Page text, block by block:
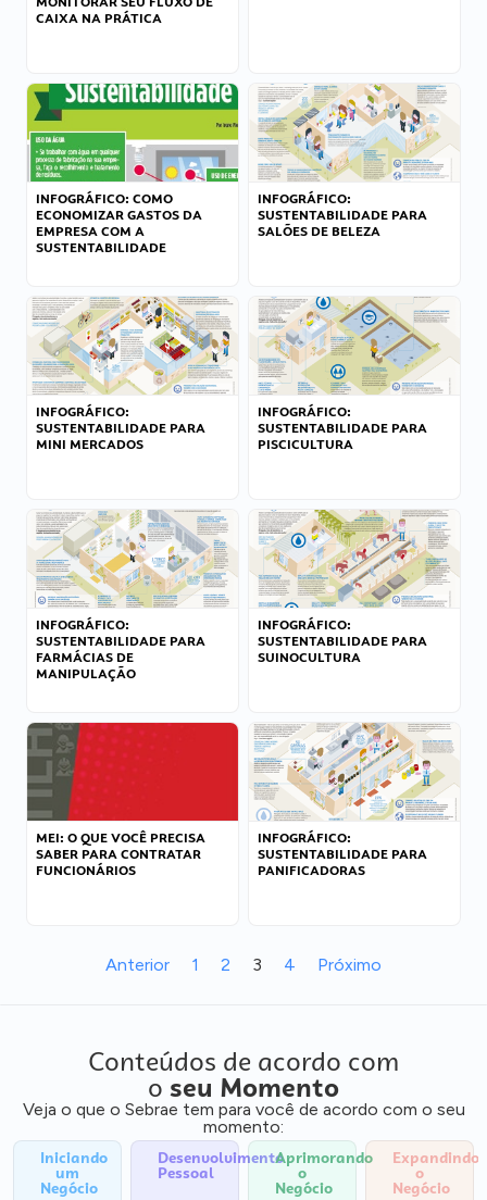
CAIXA NA PRÁTICA
INFOGRÁFICO: COMO
ECONOMIZAR GASTOS DA
EMPRESA COM A
SUSTENTABILIDADE
INFOGRÁFICO:
SUSTENTABILIDADE PARA
SALÕES DE BELEZA
INFOGRÁFICO:
SUSTENTABILIDADE PARA
MINI MERCADOS
INFOGRÁFICO:
SUSTENTABILIDADE PARA
PISCICULTURA
INFOGRÁFICO:
SUSTENTABILIDADE PARA
FARMÁCIAS DE
MANIPULAÇÃO
INFOGRÁFICO:
SUSTENTABILIDADE PARA
SUINOCULTURA
MEI: O QUE VOCÊ PRECISA
SABER PARA CONTRATAR
FUNCIONÁRIOS
INFOGRÁFICO:
SUSTENTABILIDADE PARA
PANIFICADORAS
Anterior 1 2 3 4 Próximo
Conteúdos de acordo com
o seu Momento
Veja o que o Sebrae tem para você de acordo com o seu
momento:
Iniciando
um
Negócio
Desenvolvimento
Pessoal
Aprimorando
o
Negócio
Expandindo
o
Negócio